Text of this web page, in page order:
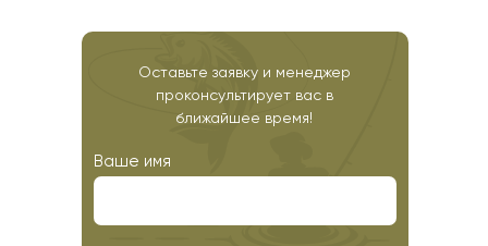
Оставьте заявку и менеджер
проконсультирует вас в
ближайшее время!
Ваше имя